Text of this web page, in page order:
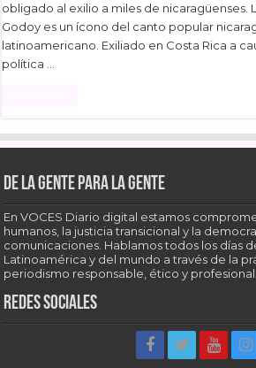
obligado al exilio a miles de nicaragüenses.
Godoy es un ícono del canto popular
latinoamericano. Exiliado en Costa Rica a
política …
De la gente para la gente
En VOCES Diario digital estamos
humanos, la justicia transicional y la
comunicaciones. Hablamos todos los días
Latinoamérica y del mundo a través de la
periodismo responsable, ético y profesional.
Redes sociales